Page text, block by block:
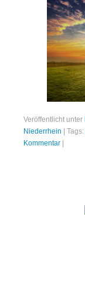
Veröffentlicht unter
Niederrhein
Tags:
Kommentar